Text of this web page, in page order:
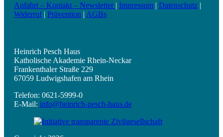
Anfahrt – Kontakt – Newsletter | Impressum | Datenschutz |
Widerruf| Prävention | AGBs
Heinrich Pesch Haus
Katholische Akademie Rhein-Neckar
Frankenthaler Straße 229
67059 Ludwigshafen am Rhein
Telefon: 0621-5999-0
E-Mail: info@heinrich-pesch-haus.de